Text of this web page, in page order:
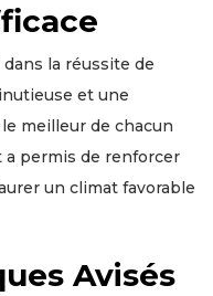
la réussite de
et une
meilleur de chacun
a permis de renforcer
un climat favorable
Avisés